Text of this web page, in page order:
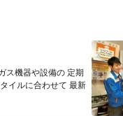
ス機器や設備の 定期
イルに合わせて 最新